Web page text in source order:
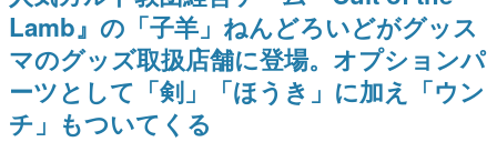
名作ゲームクリエイターの方々に製作時のエピソードをお
聞きし、ヒットする企画（ゲーム）とは何か？を探ってい
きます。
赫本
この物語を解いてはいけない。『赫本』は、〈試験問題〉
の形をした短編ホラー小説集です。
行く配達人の姿が披露
Lamb』の「子羊」ねんどろいどがグッス
マのグッズ取扱店舗に登場。オプションパ
ーツとして「剣」「ほうき」に加え「ウン
チ」もついてくる